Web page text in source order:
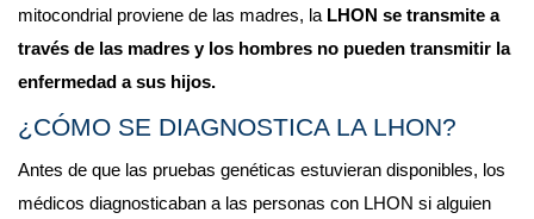
mitocondrial proviene de las madres, la LHON se transmite a
través de las madres y los hombres no pueden transmitir la
enfermedad a sus hijos.
¿CÓMO SE DIAGNOSTICA LA LHON?
Antes de que las pruebas genéticas estuvieran disponibles, los
médicos diagnosticaban a las personas con LHON si alguien